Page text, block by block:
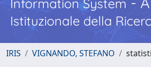
Information System
Istituzionale della
IRIS VIGNANDO, STEFANO